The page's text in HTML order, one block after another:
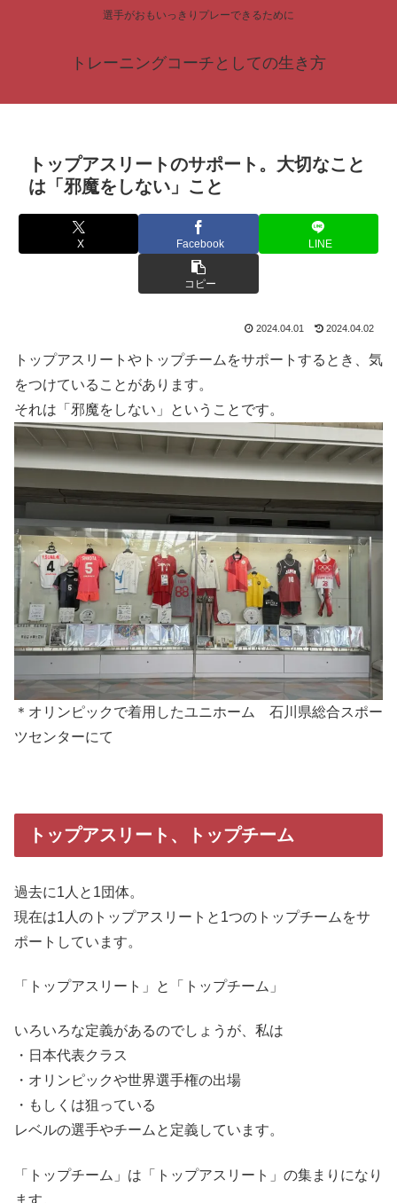
選手がおもいっきりプレーできるために
トレーニングコーチとしての生き方
トップアスリートのサポート。大切なこと
は「邪魔をしない」こと
X Facebook LINE
コピー
2024.04.01 2024.04.02
トップアスリートやトップチームをサポートするとき、気
をつけていることがあります。
それは「邪魔をしない」ということです。
＊オリンピックで着用したユニホーム 石川県総合スポー
ツセンターにて
トップアスリート、トップチーム
過去に1人と1団体。
現在は1人のトップアスリートと1つのトップチームをサ
ポートしています。
「トップアスリート」と「トップチーム」
いろいろな定義があるのでしょうが、私は
・日本代表クラス
・オリンピックや世界選手権の出場
・もしくは狙っている
レベルの選手やチームと定義しています。
「トップチーム」は「トップアスリート」の集まりになり
ます。